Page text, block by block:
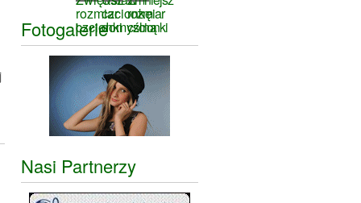
Fotogalerie
Nasi Partnerzy